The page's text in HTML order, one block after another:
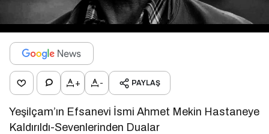
+ - PAYLAŞ
Yeşilçam’ın Efsanevi İsmi Ahmet Mekin Hastaneye
Kaldırıldı-Sevenlerinden Dualar